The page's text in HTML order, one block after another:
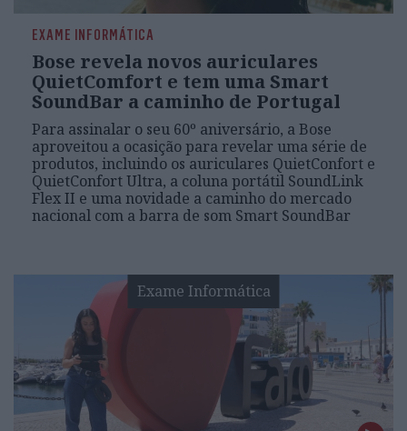
EXAME INFORMÁTICA
Bose revela novos auriculares
QuietComfort e tem uma Smart
SoundBar a caminho de Portugal
Para assinalar o seu 60º aniversário, a Bose
aproveitou a ocasição para revelar uma série de
produtos, incluindo os auriculares QuietConfort e
QuietConfort Ultra, a coluna portátil SoundLink
Flex II e uma novidade a caminho do mercado
nacional com a barra de som Smart SoundBar
Exame Informática